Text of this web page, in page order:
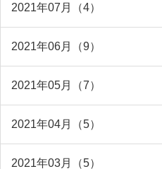
2021年07月（4）
2021年06月（9）
2021年05月（7）
2021年04月（5）
2021年03月（5）